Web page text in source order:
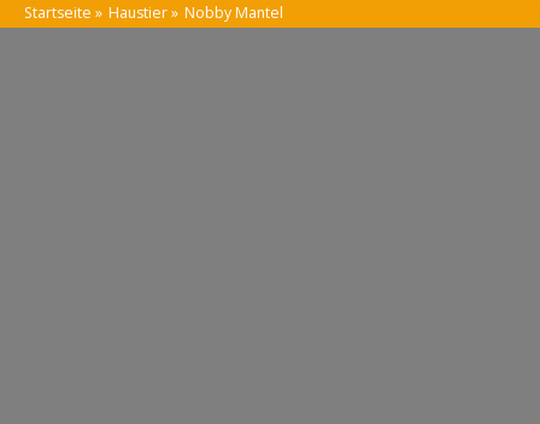
Startseite » Haustier» Nobby Mantel